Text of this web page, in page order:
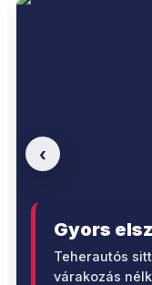
‹
Gyors
Teherautós
várakozás